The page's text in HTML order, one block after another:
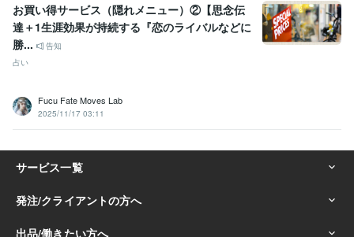
お買い得サービス（隠れメニュー）②【思念伝
達＋1生涯効果が持続する『恋のライバルなどに
勝...
告知
占い
Fucu Fate Moves Lab
2025/11/17 03:11